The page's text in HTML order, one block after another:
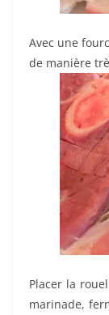
Avec une
de manière
Placer la
marinade,